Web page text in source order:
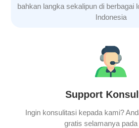
bahkan langka sekalipun di berbagai
Indonesia
Support
Ingin konsulitasi kepada kami?
gratis selamanya